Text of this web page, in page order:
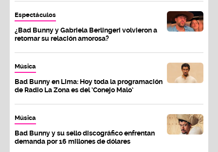
Espectáculos
¿Bad Bunny y Gabriela Berlingeri volvieron a
retomar su relación amorosa?
Música
Bad Bunny en Lima: Hoy toda la programación
de Radio La Zona es del ‘Conejo Malo’
Música
Bad Bunny y su sello discográfico enfrentan
demanda por 16 millones de dólares